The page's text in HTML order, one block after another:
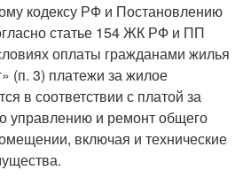
кодексу РФ и Постановлению
статье 154 ЖК РФ и ПП
оплаты гражданами жилья
(п. 3) платежи за жилое
в соответствии с платой за
управлению и ремонт общего
включая и технические